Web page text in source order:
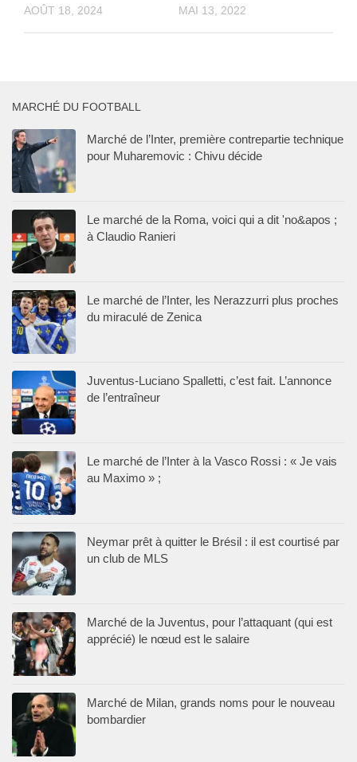
AOÛT 18, 2024 MAI 13, 2022
MARCHÉ DU FOOTBALL
Marché de l’Inter, première contrepartie technique
pour Muharemovic : Chivu décide
Le marché de la Roma, voici qui a dit 'no&apos ;
à Claudio Ranieri
Le marché de l’Inter, les Nerazzurri plus proches
du miraculé de Zenica
Juventus-Luciano Spalletti, c’est fait. L’annonce
de l’entraîneur
Le marché de l’Inter à la Vasco Rossi : « Je vais
au Maximo » ;
Neymar prêt à quitter le Brésil : il est courtisé par
un club de MLS
Marché de la Juventus, pour l’attaquant (qui est
apprécié) le nœud est le salaire
Marché de Milan, grands noms pour le nouveau
bombardier